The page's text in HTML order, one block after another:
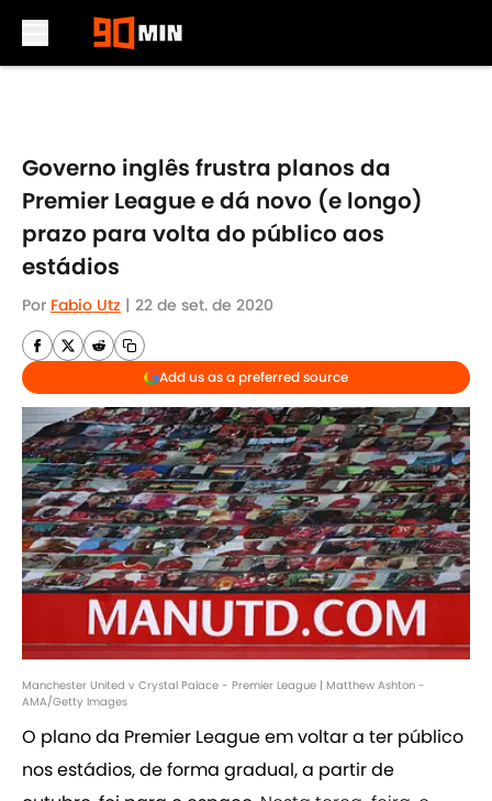
Governo inglês frustra planos da
Premier League e dá novo (e longo)
prazo para volta do público aos
estádios
Por Fabio Utz | 22 de set. de 2020
Add us as a preferred source
Manchester United v Crystal Palace - Premier League | Matthew Ashton -
AMA/Getty Images
O plano da Premier League em voltar a ter público
nos estádios, de forma gradual, a partir de